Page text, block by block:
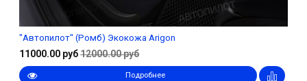
"Автопилот" (Ромб) Экокожа Arigon
11000.00 руб12000.00 руб
Подробнее